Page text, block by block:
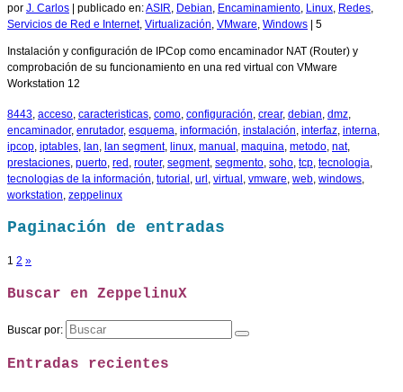
por J. Carlos publicado en:ASIR, Debian, Encaminamiento, Linux, Redes,
Servicios de Red e Internet, Virtualización, VMware, Windows 5
Instalación y configuración de IPCop como encaminador NAT (Router) y
comprobación de su funcionamiento en una red virtual con VMware
Workstation 12
8443, acceso, caracteristicas, como, configuración, crear, debian, dmz,
encaminador, enrutador, esquema, información, instalación, interfaz, interna,
ipcop, iptables, lan, lan segment, linux, manual , maquina, metodo, nat,
prestaciones, puerto, red , router, segment, segmento, soho, tcp, tecnologia,
tecnologias de la información, tutorial , url , virtual , vmware, web, windows,
workstation, zeppelinux
Paginación de entradas
1 2 »
Buscar en ZeppelinuX
Buscar por:
Entradas recientes